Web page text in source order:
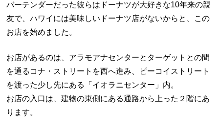
バーテンダーだった彼らはドーナツが大好きな10年来の親
友で、ハワイには美味しいドーナツ店がないからと、この
お店を始めました。
お店があるのは、アラモアナセンターとターゲットとの間
を通るコナ・ストリートを西へ進み、ピーコイストリート
を渡った少し先にある「イオラニセンター」内。
お店の入口は、建物の東側にある通路から上った２階にあ
ります。